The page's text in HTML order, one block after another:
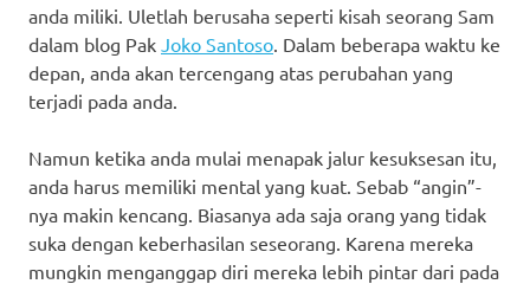
anda miliki. Uletlah berusaha seperti kisah seorang Sam
dalam blog Pak Joko Santoso . Dalam beberapa waktu ke
depan, anda akan tercengang atas perubahan yang
terjadi pada anda.
Namun ketika anda mulai menapak jalur kesuksesan itu,
anda harus memiliki mental yang kuat. Sebab “angin”-
nya makin kencang. Biasanya ada saja orang yang tidak
suka dengan keberhasilan seseorang. Karena mereka
mungkin menganggap diri mereka lebih pintar dari pada